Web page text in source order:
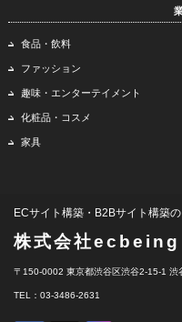
食品・飲料
ファッション
趣味・エンターテイメント
化粧品・コスメ
家具
ECサイト構築・B2Bサイト構築
株式会社
〒150-0002 東京都渋谷区渋谷2-15-1 渋
TEL：03-3486-2631